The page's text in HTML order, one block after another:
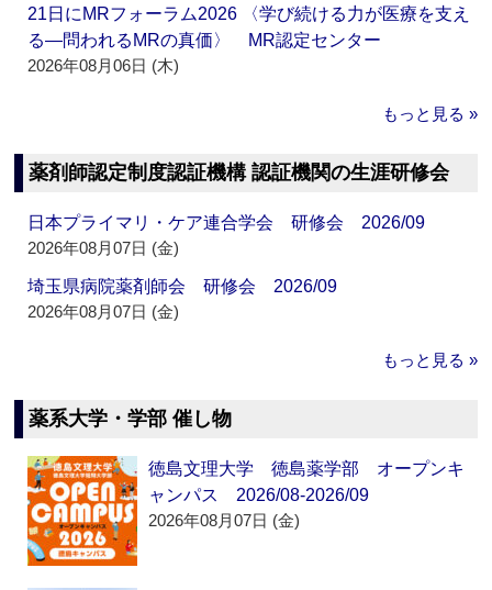
21日にMRフォーラム2026 〈学び続ける力が医療を支え
る―問われるMRの真価〉 MR認定センター
2026年08月06日 (木)
もっと見る »
薬剤師認定制度認証機構 認証機関の生涯研修会
日本プライマリ・ケア連合学会 研修会 2026/09
2026年08月07日 (金)
埼玉県病院薬剤師会 研修会 2026/09
2026年08月07日 (金)
もっと見る »
薬系大学・学部 催し物
徳島文理大学 徳島薬学部 オープンキ
ャンパス 2026/08-2026/09
2026年08月07日 (金)